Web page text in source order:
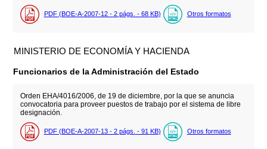
PDF (BOE-A-2007-12 - 2 págs. - 68 KB) Otros formatos
MINISTERIO DE ECONOMÍA Y HACIENDA
Funcionarios de la Administración del Estado
Orden EHA/4016/2006, de 19 de diciembre, por la que se anuncia
convocatoria para proveer puestos de trabajo por el sistema de libre
designación.
PDF (BOE-A-2007-13 - 2 págs. - 91 KB) Otros formatos